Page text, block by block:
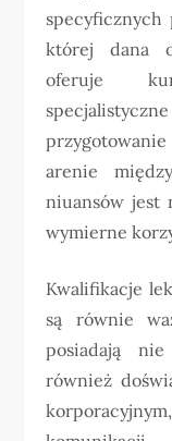
której dana
oferuje
arenie
niuansów jest
wymierne
Kwalifikacje
są równie
posiadają
również